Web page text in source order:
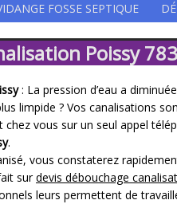
FOSSE SEPTIQUE
Poissy
: La pression d’eau a
limpide ? Vos canalisations
chez vous sur un seul appel
.
vous constaterez
surdevis débouchage
leurs permettent de